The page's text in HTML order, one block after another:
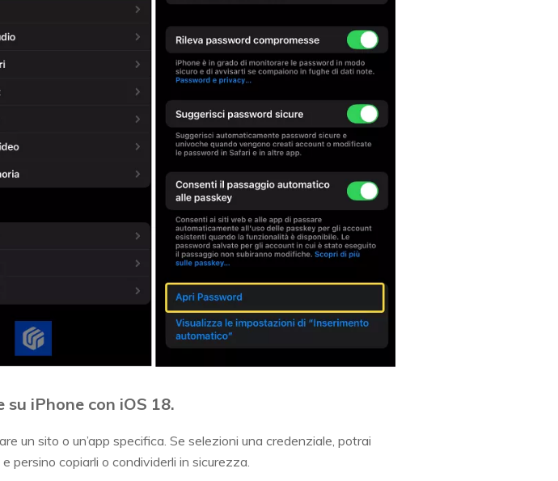
iPhone con iOS 18.
un sito o un’app specifica. Se selezioni una credenziale, potrai
copiarli o condividerli in sicurezza.